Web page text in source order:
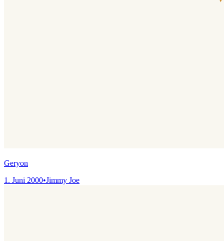
Geryon
1. Juni 2000•Jimmy Joe